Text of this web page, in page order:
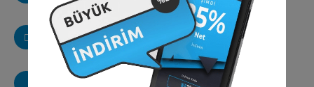
WordPress siteleriniz için mobil uygulama
Google Analitik
Google Analytics kodu entegrasyonu
Haber Sitesi